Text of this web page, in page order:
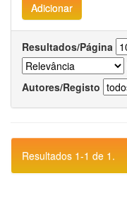
Resultados/Página
Autores/Registo
Resultados 1-1 de 1.